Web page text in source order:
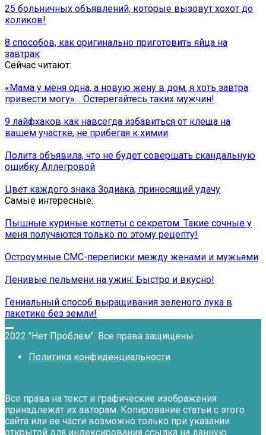
25 больничных объявлений, которые вызовут хохот до
коликов!
8 способов, как оригинально приготовить яйца на
завтрак
Сейчас читают:
«Мама у меня одна, а новую жену в дом, я хоть завтра
привести могу»… Остерегайтесь таких мужчин!
9 лайфхаков как навсегда избавиться от клеща на
вашем участке, не прибегая к химии
Лолита объявила, что не будет совершать скандальную
ошибку Аллегровой
Цвет каждого знака Зодиака, приносящий удачу
Самые интересные:
Пышные куриные котлеты с секретом. Такие сочные у
меня получаются только по этому рецепту!
Остроумные СМС-переписки между женами и мужьями
Ленивые пельмени на ужин: Быстро и вкусно!
Гениальный способ выращивания зеленого лука в
пакетике без земли!
2022 "Нет Проблем". Все права защищены
Политика конфиденциальности
Все права на текст и графические изображения
принадлежат их авторам. Копирование статьи с этого
сайта или ее части возможно только при указании
открытой для индексирования ссылка на данную